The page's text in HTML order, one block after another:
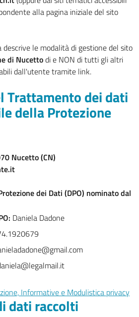
alla pagina iniziale del sito
le modalità di gestione del sito
di Nucettodi e NON di tutti gli altri
dall'utente tramite link.
Trattamento dei dati
della Protezione
Nucetto (CN)
dei Dati (DPO) nominato dal
Daniela Dadone
Informative e Modulistica privacy
dati raccolti